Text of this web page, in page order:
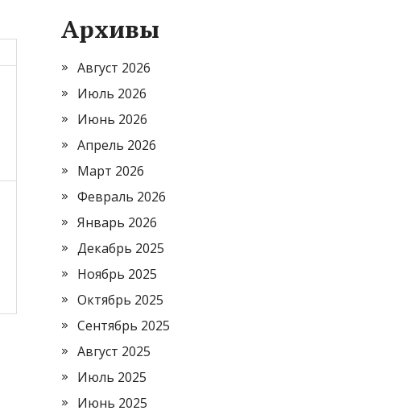
Архивы
Август 2026
Июль 2026
Июнь 2026
Апрель 2026
Март 2026
Февраль 2026
Январь 2026
Декабрь 2025
Ноябрь 2025
Октябрь 2025
Сентябрь 2025
Август 2025
Июль 2025
Июнь 2025